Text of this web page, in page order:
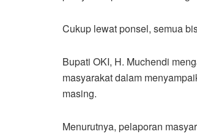
Cukup lewat ponsel, semua
Bupati OKI, H. Muchendi
masyarakat dalam
masing.
Menurutnya, pelaporan